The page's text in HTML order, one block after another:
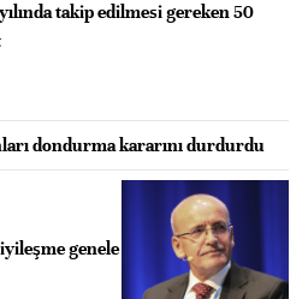
takip edilmesi gereken 50
dondurma kararını durdurdu
genele